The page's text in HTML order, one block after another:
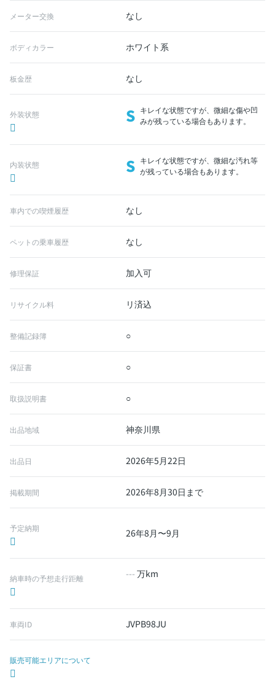
メーター交換 なし
ボディカラー ホワイト系
板金歴 なし
外装状態 S キレイな状態ですが、微細な傷や凹
みが残っている場合もあります。
内装状態 S キレイな状態ですが、微細な汚れ等
が残っている場合もあります。
車内での喫煙履歴 なし
ペットの乗車履歴 なし
修理保証 加入可
リサイクル料 リ済込
整備記録簿 ○
保証書 ○
取扱説明書 ○
出品地域 神奈川県
出品日 2026年5月22日
掲載期間 2026年8月30日まで
予定納期 26年8月〜9月
納車時の予想走行距離 --- 万km
車両ID JVPB98JU
販売可能エリアについて